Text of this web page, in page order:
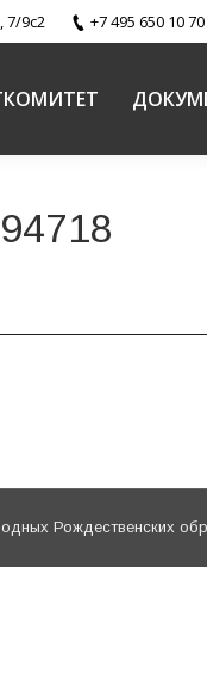
7/9с2 +7 495 650 10 70
Рождественских